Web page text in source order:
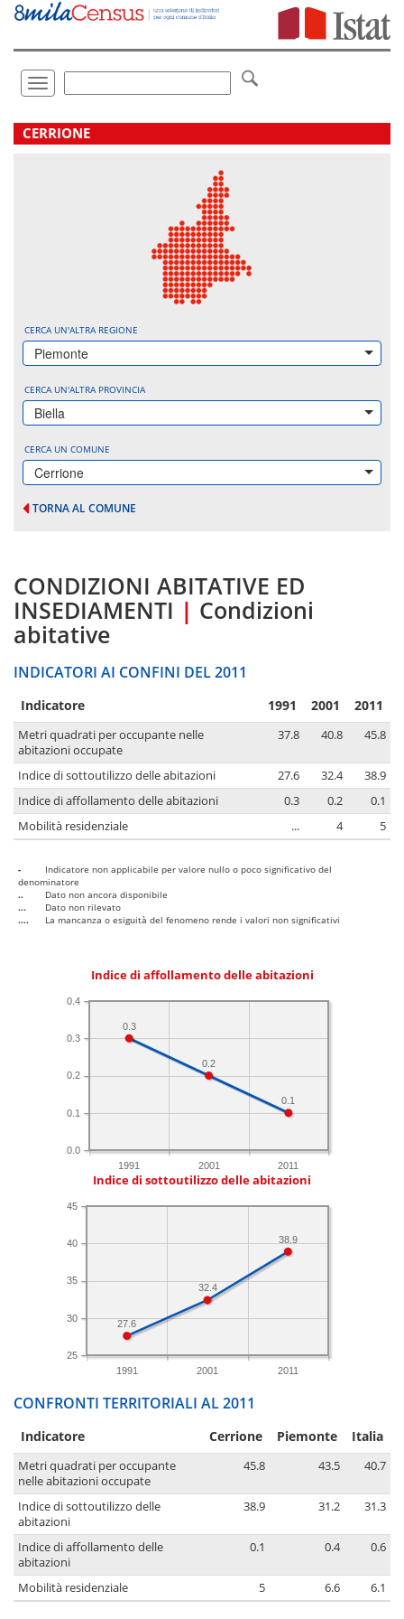
Vai
direttamente
Toggle
navigation
.
CERRIONE
CERCA UN'ALTRA REGIONE
Piemonte
CERCA UN'ALTRA PROVINCIA
Biella
CERCA UN COMUNE
Cerrione
TORNA AL COMUNE
CONDIZIONI ABITATIVE ED
INSEDIAMENTI | Condizioni
abitative
INDICATORI AI CONFINI DEL 2011
Indicatore 1991 2001 2011
Metri quadrati per occupante nelle
abitazioni occupate
37.8 40.8 45.8
Indice di sottoutilizzo delle abitazioni 27.6 32.4
38.9
Indice di affollamento delle abitazioni
0.3 0.2
0.1
Mobilità residenziale
... 4 5
-
Indicatore non applicabile per valore nullo o poco significativo del
denominatore
..
Dato non ancora disponibile
...
Dato non rilevato
....
La mancanza o esiguità del fenomeno rende i valori non significativi
Indice di affollamento delle abitazioni
1991 2001 2011
0.0
0.1
0.2
0.3
0.4
0.1
0.2
0.3
Indice di sottoutilizzo delle abitazioni
1991 2001 2011
25
30
35
40
45
38.9
32.4
27.6
CONFRONTI TERRITORIALI AL 2011
Indicatore Cerrione Piemonte Italia
Metri quadrati per occupante
nelle abitazioni occupate
45.8 43.5 40.7
Indice di sottoutilizzo delle
abitazioni
38.9 31.2 31.3
Indice di affollamento delle
abitazioni
0.1 0.4 0.6
Mobilità residenziale 5 6.6 6.1